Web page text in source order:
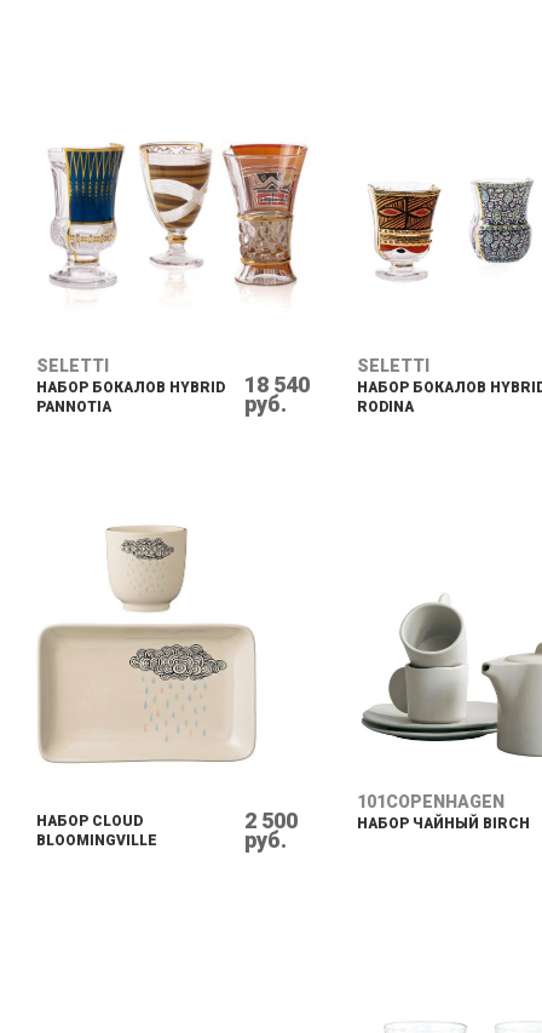
SELETTI
НАБОР БОКАЛОВ HYBRID
PANNOTIA
18 540
руб.
SELETTI
НАБОР БОКАЛОВ
RODINA
НАБОР CLOUD
BLOOMINGVILLE
2 500
руб.
101COPENHAGEN
НАБОР ЧАЙНЫЙ BIRCH